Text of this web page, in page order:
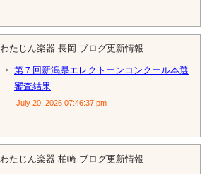
わたじん楽器 長岡 ブログ更新情報
第７回新潟県エレクトーンコンクール本選
審査結果
July 20, 2026 07:46:37 pm
わたじん楽器 柏崎 ブログ更新情報